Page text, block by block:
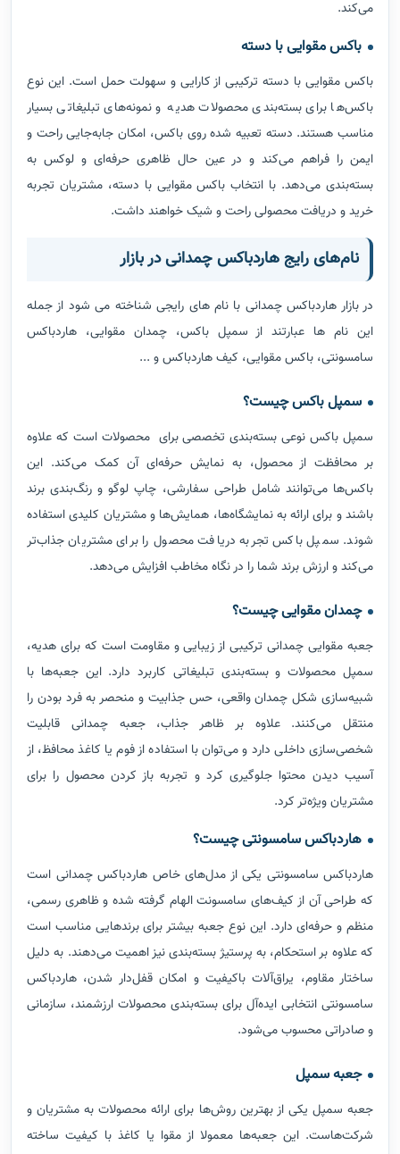
می‌کند.
باکس مقوایی با دسته
باکس مقوایی با دسته ترکیبی از کارایی و سهولت حمل است. این نوع
باکس‌ها برای بسته‌بندی محصولات هدیه و نمونه‌های تبلیغاتی بسیار
مناسب هستند. دسته تعبیه شده روی باکس، امکان جابه‌جایی راحت و
ایمن را فراهم می‌کند و در عین حال ظاهری حرفه‌ای و لوکس به
بسته‌بندی می‌دهد. با انتخاب باکس مقوایی با دسته، مشتریان تجربه
خرید و دریافت محصولی راحت و شیک خواهند داشت.
نام‌های رایج هاردباکس چمدانی در بازار
در بازار هاردباکس چمدانی با نام های رایجی شناخته می شود از جمله
این نام ها عبارتند از سمپل باکس، چمدان مقوایی، هاردباکس
سامسونتی، باکس مقوایی، کیف هاردباکس و ...
سمپل باکس چیست؟
سمپل باکس نوعی بسته‌بندی تخصصی برای محصولات است که علاوه
بر محافظت از محصول، به نمایش حرفه‌ای آن کمک می‌کند. این
باکس‌ها می‌توانند شامل طراحی سفارشی، چاپ لوگو و رنگ‌بندی برند
باشند و برای ارائه به نمایشگاه‌ها، همایش‌ها و مشتریان کلیدی استفاده
شوند. سمپل باکس تجربه دریافت محصول را برای مشتریان جذاب‌تر
می‌کند و ارزش برند شما را در نگاه مخاطب افزایش می‌دهد.
چمدان مقوایی چیست؟
جعبه مقوایی چمدانی ترکیبی از زیبایی و مقاومت است که برای هدیه،
سمپل محصولات و بسته‌بندی تبلیغاتی کاربرد دارد. این جعبه‌ها با
شبیه‌سازی شکل چمدان واقعی، حس جذابیت و منحصر به فرد بودن را
منتقل می‌کنند. علاوه بر ظاهر جذاب، جعبه چمدانی قابلیت
شخصی‌سازی داخلی دارد و می‌توان با استفاده از فوم یا کاغذ محافظ، از
آسیب دیدن محتوا جلوگیری کرد و تجربه باز کردن محصول را برای
مشتریان ویژه‌تر کرد.
هاردباکس سامسونتی چیست؟
هاردباکس سامسونتی یکی از مدل‌های خاص هاردباکس چمدانی است
که طراحی آن از کیف‌های سامسونت الهام گرفته شده و ظاهری رسمی،
منظم و حرفه‌ای دارد. این نوع جعبه بیشتر برای برندهایی مناسب است
که علاوه بر استحکام، به پرستیژ بسته‌بندی نیز اهمیت می‌دهند. به دلیل
ساختار مقاوم، یراق‌آلات باکیفیت و امکان قفل‌دار شدن، هاردباکس
سامسونتی انتخابی ایده‌آل برای بسته‌بندی محصولات ارزشمند، سازمانی
و صادراتی محسوب می‌شود.
جعبه سمپل
جعبه سمپل یکی از بهترین روش‌ها برای ارائه محصولات به مشتریان و
شرکت‌هاست. این جعبه‌ها معمولا از مقوا یا کاغذ با کیفیت ساخته